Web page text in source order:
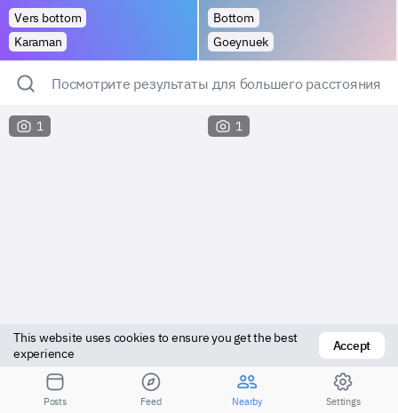
Vers bottom
Karaman
Bottom
Goeynuek
Посмотрите результаты для большего расстояния
1
Bottom
1
This website uses cookies to ensure you get the best
experience
Accept
Posts Feed Nearby Settings